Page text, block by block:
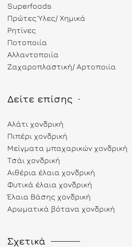
Superfoods
Πρώτες Ύλες/ Χημικά
Ρητίνες
Ποτοποιία
Αλλαντοποιία
Ζαχαροπλαστική/ Αρτοποιία
Δείτε επίσης
Αλάτι χονδρική
Πιπέρι χονδρική
Μείγματα μπαχαρικών χονδρική
Τσάι χονδρική
Αιθέρια έλαια χονδρική
Φυτικά έλαια χονδρική
Έλαια Βάσης χονδρική
Αρωματικά βότανα χονδρική
Σχετικά